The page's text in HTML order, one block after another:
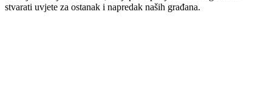
stvarati uvjete za ostanak i napredak naših građana.